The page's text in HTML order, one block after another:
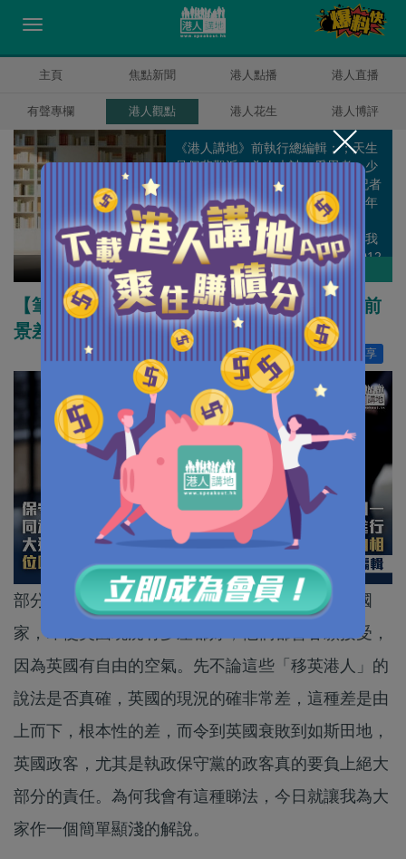
主頁 焦點新聞 港人點播 港人直播
有聲專欄 港人觀點 港人花生 港人博評
許紹基
《港人講地》前執行總編輯；；天生
是個悲觀派，為人木訥、愛思考、少
說話、不愛做事。2005年出於對記者
這一職業的崇敬加入報界，短短數年
間，每日跟來自五湖四海的人物接
觸、跑新聞、搶新聞、寫新聞，讓我
深入了解自己，也更了解香港。2012
年毅然轉職，深信即使時間在變、世
界在變，但某些應該堅守的信念不應
改變。每天發著白日夢，深信香港會
變得更好。
作者其他博評
【筆評則鳴】執政保守黨政客玩殘國家 英國前
景差差差！
分享
讚好 10
部分「移英港人」經常聲稱，英國是一個自由的國
家，即使英國現況有多差都好，他們都會甘願接受，
因為英國有自由的空氣。先不論這些「移英港人」的
說法是否真確，英國的現況的確非常差，這種差是由
上而下，根本性的差，而令到英國衰敗到如斯田地，
英國政客，尤其是執政保守黨的政客真的要負上絕大
部分的責任。為何我會有這種睇法，今日就讓我為大
家作一個簡單顯淺的解說。